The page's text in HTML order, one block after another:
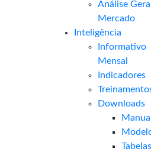
Análise
Mercado
Inteligência
Informativo
Mensal​
Indicadores
Downloads
Tabelas